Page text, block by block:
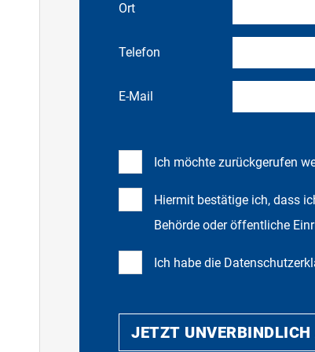
Ort
Telefon
E-Mail
Ich möchte zurückgerufen
Hiermit bestätige ich, dass
Behörde oder öffentliche
Ich habe die
JETZT UNVERBINDLICH